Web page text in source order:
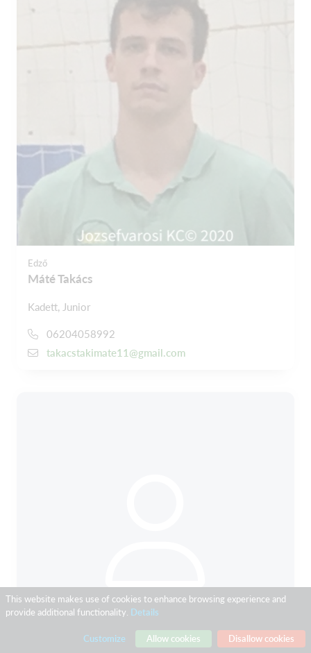
Edző
Máté Takács
Kadett, Junior
06204058992
takacstakimate11@gmail.com
This website makes use of cookies to enhance browsing experience and
provide additional functionality. Details
Disallow cookies
Allow cookies
Customize